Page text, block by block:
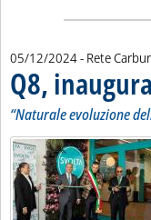
05/12/2024- Rete
Q8,
“Naturale evoluzione